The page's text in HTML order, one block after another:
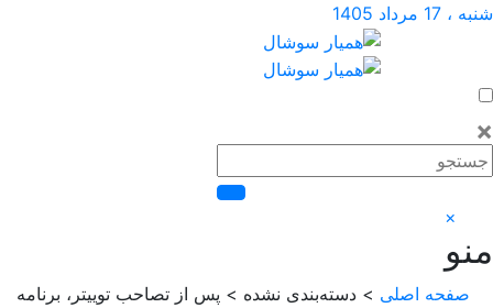
1405
اصلی> دسته‌بندی نشده > پس از تصاحب توییتر، برنامه